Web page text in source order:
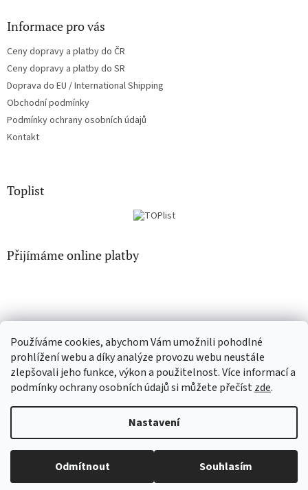
Používáme cookies, abychom Vám umožnili pohodlné
prohlížení webu a díky analýze provozu webu neustále
zlepšovali jeho funkce, výkon a použitelnost. Více informací a
podmínky ochrany osobních údajů si můžete přečístzde.
Nastavení
Odmítnout Souhlasím
Informace pro vás
Ceny dopravy a platby do ČR
Ceny dopravy a platby do SR
Doprava do EU / International Shipping
Obchodní podmínky
Podmínky ochrany osobních údajů
Kontakt
Toplist
Přijímáme online platby
CD-hudba.cz EN-filmy.cz
Vytvořil Shoptet
Copyright 2026CD-Soundtrack.cz. Všechna práva vyhrazena.
Upravit nastavení cookies